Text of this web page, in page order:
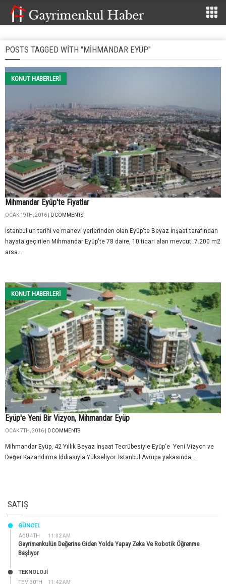
POSTS TAGGED WITH "MIHMANDAR EYÜP"
KONUT HABERLERI
Mihmandar Eyüp'te Fiyatlar
OCAK 19TH, 2016 | 0 COMMENTS
İstanbul'un tarihi ve manevi yerlerinden olan Eyüp'te Beyaz İnşaat tarafından
hayata geçirilen Mihmandar Eyüp'te 78 daire, 10 ticari alan mevcut. 7.200 m2
arsa...
KONUT HABERLERI
Eyüp'e Yeni Bir Vizyon, Mihmandar Eyüp
OCAK 7TH, 2016 | 0 COMMENTS
Mihmandar Eyüp, 42 Yıllık Beyaz İnşaat Tecrübesiyle Eyüp‘e Yeni Vizyon ve
Değer Kazandırma İddiasıyla Yükseliyor. İstanbul Avrupa yakasında...
SATIŞ
AĞU 4TH 11:02 AM
GÜNCEL
Gayrimenkulün Değerine Giden Yolda Yapay Zeka Ve Robotik Öğrenme
Başlıyor
TEM 30TH 11:42 AM
TEKNOLOJİ